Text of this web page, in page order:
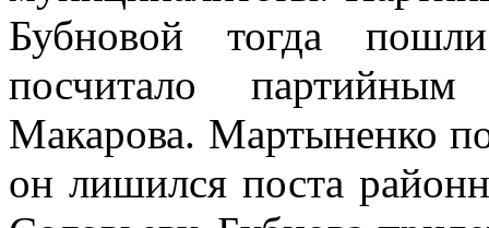
Бубновой тогда
посчитало
Макарова. Мартыненко
он лишился поста